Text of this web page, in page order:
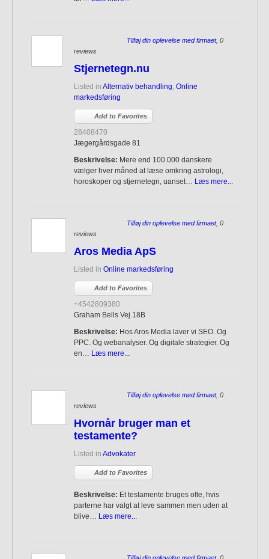
Tilføj din oplevelse med firmaet, 0
reviews
Stjernetegn.nu
Listed in Alternativ behandling, Online
markedsføring
Add to Favorites
28408470
Jægergårdsgade 81
Beskrivelse: Mere end 100.000 danskere
vælger hver måned at læse omkring astrologi,
horoskoper og stjernetegn, uanset… Læs mere...
Tilføj din oplevelse med firmaet, 0
reviews
Aros Media ApS
Listed in Online markedsføring
Add to Favorites
+4542809380
Graham Bells Vej 18B
Beskrivelse: Hos Aros Media laver vi SEO. Og
PPC. Og webanalyser. Og digitale strategier. Og
en… Læs mere...
Tilføj din oplevelse med firmaet, 0
reviews
Hvornår bruger man et
testamente?
Listed in Advokater
Add to Favorites
Beskrivelse: Et testamente bruges ofte, hvis
parterne har valgt at leve sammen men uden at
blive… Læs mere...